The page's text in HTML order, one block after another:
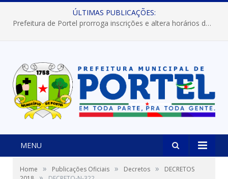
ÚLTIMAS PUBLICAÇÕES:
Prefeitura de Portel prorroga inscrições e altera horários dos concursos “Musa” e “Miss Mix Verão 2026”
MENU
Home » Publicações Oficiais » Decretos »
DECRETOS